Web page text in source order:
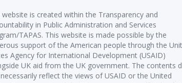
website is created within the Transparency and
in Public Administration and Services
TAPAS. This website is made possible by the
support of the American people through the
Agency for International Development (USAID)
UK aid from the UK government. The contents
reflect the views of USAID or the United